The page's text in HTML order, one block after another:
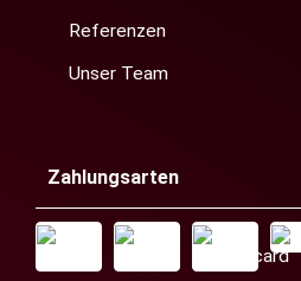
Referenzen
Unser Team
Zahlungsarten